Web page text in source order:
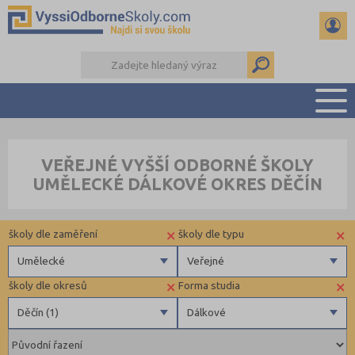
PŘÍPRAVA NA PŘIJÍMAČKY
KALENDÁŘ AKCÍ
DALŠÍ DRUHY ŠKOL
VEŘEJNÉ VYŠŠÍ ODBORNÉ ŠKOLY
UMĚLECKÉ DÁLKOVÉ OKRES DĚČÍN
×
Dálkové
Forma studia
×
Děčín (1)
školy dle okresů
Děčín (1)
×
Veřejné
školy dle typu
Veřejné
×
Umělecké
školy dle zaměření
Zdravotnické
Ekonomické
Pedagogické